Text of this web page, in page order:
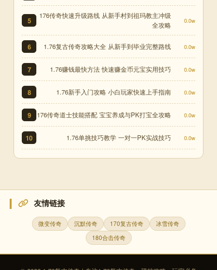
5
176传奇快速升级路线 从新手村到祖玛教主冲级
全攻略
0.0w
6 1.76复古传奇攻略大全 从新手到毕业完整路线 0.0w
7 1.76赚钱最快方法 快速赚金币元宝实用技巧 0.0w
8 1.76新手入门攻略 小白玩家快速上手指南 0.0w
9 176传奇道士技能搭配 宝宝养成与PK打宝全攻略 0.0w
10 1.76单挑技巧教学 一对一PK实战技巧 0.0w
友情链接
微变传奇 沉默传奇 170复古传奇
冰雪传奇
180合击传奇